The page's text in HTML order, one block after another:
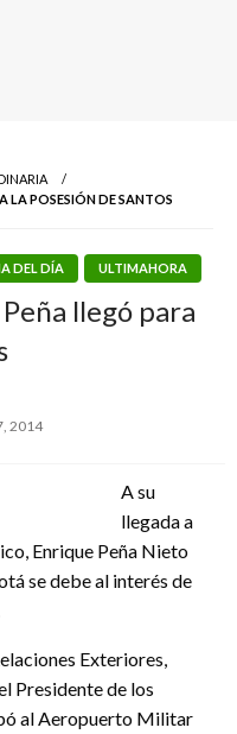
LA POSESIÓN DE SANTOS
DEL DÍA ULTIMAHORA
llegó para
2014
A su
llegada a
Enrique Peña Nieto
se debe al interés de
Exteriores,
Presidente de los
al Aeropuerto Militar